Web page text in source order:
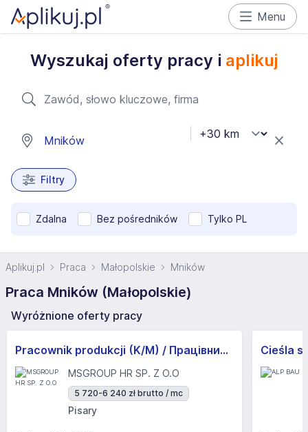
Menu
Wyszukaj oferty pracy i aplikuj
Filtry
Zdalna Bez pośredników Tylko PL
Aplikuj.pl Praca Małopolskie Mników
Praca Mników (Małopolskie)
Wyróżnione oferty pracy
Pracownik produkcji (K/M) / Працівники продукції Huber-Suhner (K/M)
MSGROUP HR SP. Z O.O
5 720-6 240 zł brutto / mc
Pisary
Cieśla